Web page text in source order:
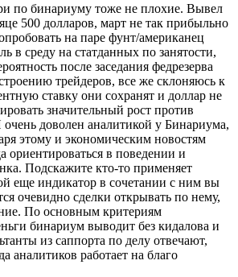
по бинариуму тоже не плохие. Вывел
500 долларов, март не так прибыльно
на паре фунт/американец
в среду на статданных по занятости,
после заседания федрезерва
трейдеров, все же склоняюсь к
ставку они сохранят и доллар не
значительный рост против
доволен аналитикой у Бинариума,
этому и экономическим новостям
ориентироваться в поведении и
Подскажите кто-то применяет
еще индикатор в сочетании с ним вы
очевидно сделки открывать по нему,
По основным критериям
бинариум выводит без кидалова и
из саппорта по делу отвечают,
аналитиков работает на благо